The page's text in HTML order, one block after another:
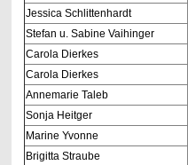
Jessica Schlittenhardt
Stefan u. Sabine Vaihinger
Carola Dierkes
Carola Dierkes
Annemarie Taleb
Sonja Heitger
Marine Yvonne
Brigitta Straube